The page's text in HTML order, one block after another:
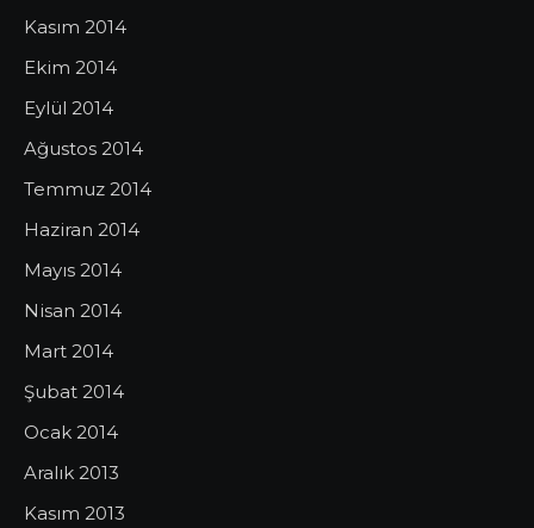
Kasım 2014
Ekim 2014
Eylül 2014
Ağustos 2014
Temmuz 2014
Haziran 2014
Mayıs 2014
Nisan 2014
Mart 2014
Şubat 2014
Ocak 2014
Aralık 2013
Kasım 2013